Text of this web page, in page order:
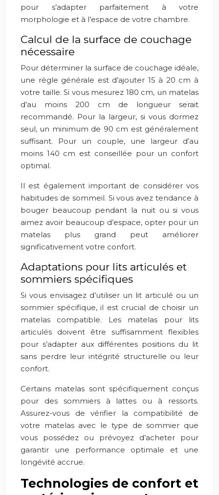
pour s’adapter parfaitement à votre
morphologie et à l’espace de votre chambre.
Calcul de la surface de couchage
nécessaire
Pour déterminer la surface de couchage idéale,
une règle générale est d’ajouter 15 à 20 cm à
votre taille. Si vous mesurez 180 cm, un matelas
d’au moins 200 cm de longueur serait
recommandé. Pour la largeur, si vous dormez
seul, un minimum de 90 cm est généralement
suffisant. Pour un couple, une largeur d’au
moins 140 cm est conseillée pour un confort
optimal.
Il est également important de considérer vos
habitudes de sommeil. Si vous avez tendance à
bouger beaucoup pendant la nuit ou si vous
aimez avoir beaucoup d’espace, opter pour un
matelas plus grand peut améliorer
significativement votre confort.
Adaptations pour lits articulés et
sommiers spécifiques
Si vous envisagez d’utiliser un lit articulé ou un
sommier spécifique, il est crucial de choisir un
matelas compatible. Les matelas pour lits
articulés doivent être suffisamment flexibles
pour s’adapter aux différentes positions du lit
sans perdre leur intégrité structurelle ou leur
confort.
Certains matelas sont spécifiquement conçus
pour des sommiers à lattes ou à ressorts.
Assurez-vous de vérifier la compatibilité de
votre matelas avec le type de sommier que
vous possédez ou prévoyez d’acheter pour
garantir une performance optimale et une
longévité accrue.
Technologies de confort et